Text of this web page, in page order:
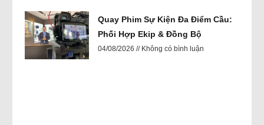
Quay Phim Sự Kiện Đa Điểm Cầu:
Phối Hợp Ekip & Đồng Bộ
04/08/2026 Không có bình luận